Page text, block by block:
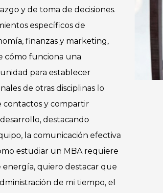
y de toma de decisiones.
específicos de
finanzas y marketing,
cómo funciona una
para establecer
de otras disciplinas lo
contactos y compartir
destacando
la comunicación efectiva
estudiar un MBA requiere
quiero destacar que
de mi tiempo, el